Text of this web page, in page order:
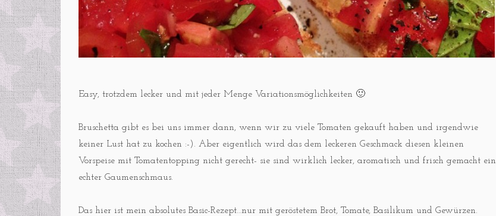
Easy, trotzdem lecker und mit jeder Menge Variationsmöglichkeiten 🙂
Bruschetta gibt es bei uns immer dann, wenn wir zu viele Tomaten gekauft haben und irgendwie
keiner Lust hat zu kochen :-). Aber eigentlich wird das dem leckeren Geschmack diesen kleinen
Vorspeise mit Tomatentopping nicht gerecht- sie sind wirklich lecker, aromatisch und frisch gemacht ein
echter Gaumenschmaus.
Das hier ist mein absolutes Basic-Rezept…nur mit geröstetem Brot, Tomate, Basilikum und Gewürzen.